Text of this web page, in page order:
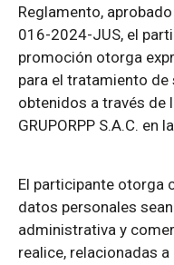
Reglamento,
016-2024-JUS, el
promoción otorga
para el tratamiento de
obtenidos a través de
GRUPORPP S.A.C. en
El participante otorga
datos personales
administrativa y
realice, relacionadas